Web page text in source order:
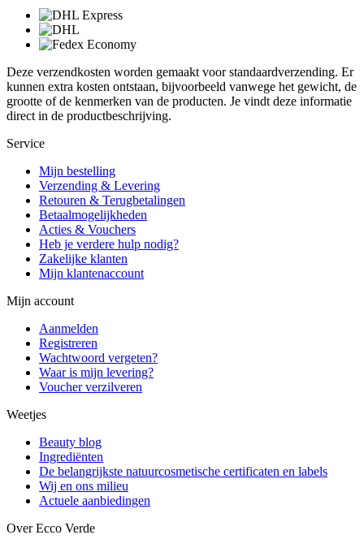
Deze verzendkosten worden gemaakt voor standaardverzending. Er
kunnen extra kosten ontstaan, bijvoorbeeld vanwege het gewicht, de
grootte of de kenmerken van de producten. Je vindt deze informatie
direct in de productbeschrijving.
Service
Mijn bestelling
Verzending & Levering
Retouren & Terugbetalingen
Betaalmogelijkheden
Acties & Vouchers
Heb je verdere hulp nodig?
Zakelijke klanten
Mijn klantenaccount
Mijn account
Aanmelden
Registreren
Wachtwoord vergeten?
Waar is mijn levering?
Voucher verzilveren
Weetjes
Beauty blog
Ingrediënten
De belangrijkste natuurcosmetische certificaten en labels
Wij en ons milieu
Actuele aanbiedingen
Over Ecco Verde